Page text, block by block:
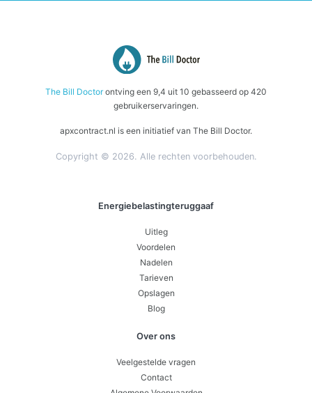
The Bill Doctorontving een 9,4 uit 10 gebasseerd op 420
gebruikerservaringen.
apxcontract.nl is een initiatief van The Bill Doctor.
Copyright © 2026. Alle rechten voorbehouden.
Energiebelastingteruggaaf
Uitleg
Voordelen
Nadelen
Tarieven
Opslagen
Blog
Over ons
Veelgestelde vragen
Contact